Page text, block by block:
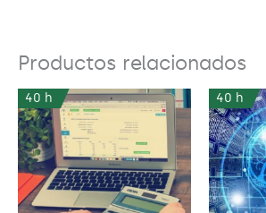
Productos relacionados
40 h 40 h